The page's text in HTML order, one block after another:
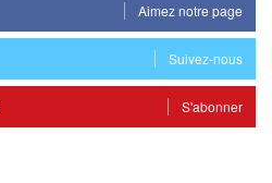
Aimez notre page
Suivez-nous
S'abonner